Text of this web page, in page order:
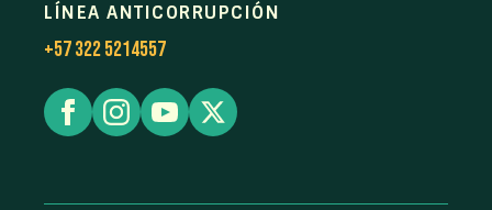
LÍNEA ANTICORRUPCIÓN
+57 322 5214557